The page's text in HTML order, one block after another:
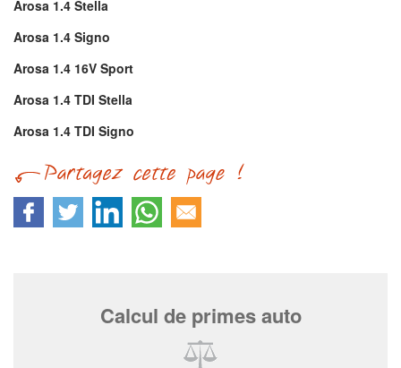
Arosa 1.4 Stella
Arosa 1.4 Signo
Arosa 1.4 16V Sport
Arosa 1.4 TDI Stella
Arosa 1.4 TDI Signo
Calcul de primes auto